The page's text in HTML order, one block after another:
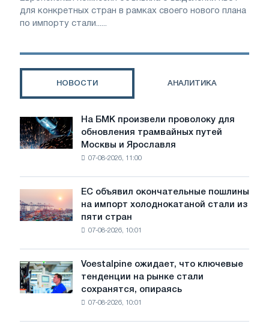
для конкретных стран в рамках своего нового плана
по импорту стали......
НОВОСТИ АНАЛИТИКА
На
БМК
произвели
трамвайных
путей
Ярославля
На БМК произвели проволоку для
обновления трамвайных путей
Москвы и Ярославля
07-08-2026, 11:00
объявил
окончательные
холоднокатаной
стали
стран
ЕС объявил окончательные пошлины
на импорт холоднокатаной стали из
пяти стран
07-08-2026, 10:01
Voestalpine
ожидает,
что
Voestalpine ожидает, что ключевые
тенденции на рынке стали
сохранятся, опираясь
07-08-2026, 10:01